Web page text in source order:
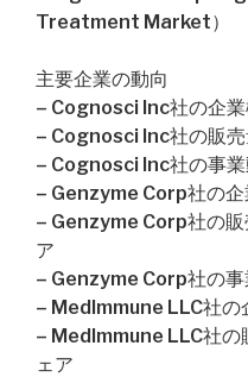
Treatment Market）
主要企業の動向
– Cognosci Inc社の企
– Cognosci Inc社の販
– Cognosci Inc社の事業
– Genzyme Corp社の
– Genzyme Corp社の販
ア
– Genzyme Corp社の事
– MedImmune LLC社の
– MedImmune LLC社の
ェア